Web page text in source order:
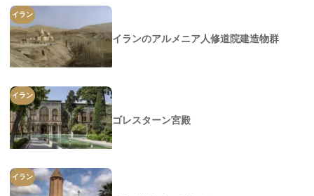
イラン
イランのアルメニア人修道院建造物群
イラン
ゴレスターン宮殿
イラン